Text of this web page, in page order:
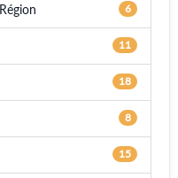
6
11
18
8
15